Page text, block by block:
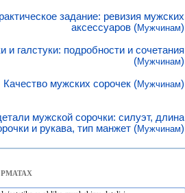
задание: ревизия мужских
аксессуаров (Мужчинам)
и галстуки: подробности и сочетания
(Мужчинам)
Качество мужских сорочек (Мужчинам)
мужской сорочки: силуэт, длина
и рукава, тип манжет (Мужчинам)